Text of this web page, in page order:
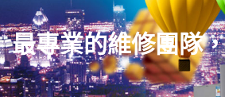
最專業的維修團隊